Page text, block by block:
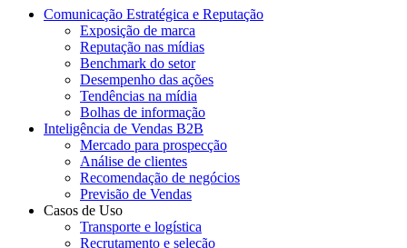
Comunicação Estratégica e Reputação
Exposição de marca
Reputação nas mídias
Benchmark do setor
Desempenho das ações
Tendências na mídia
Bolhas de informação
Inteligência de Vendas B2B
Mercado para prospecção
Análise de clientes
Recomendação de negócios
Previsão de Vendas
Casos de Uso
Transporte e logística
Recrutamento e seleção